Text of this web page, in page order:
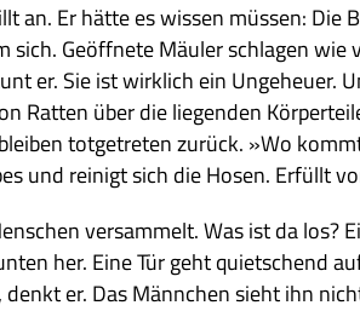
an. Er hätte es wis­sen müs­sen: Die
sich. Geöff­nete Mäu­ler schla­gen
er. Sie ist wirk­lich ein Unge­heuer.
Rat­ten über die lie­gen­den
tot­ge­tre­ten zurück. »Wo
und rei­nigt sich die Hosen. Erfüllt
ver­sam­melt. Was ist da los?
her. Eine Tür geht quiet­schend
er. Das Männ­chen sieht ihn